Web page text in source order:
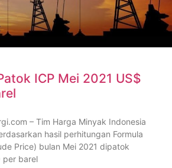
ICP Mei 2021 US$
– Tim Harga Minyak Indonesia
hasil perhitungan Formula
Price) bulan Mei 2021 dipatok
per barel